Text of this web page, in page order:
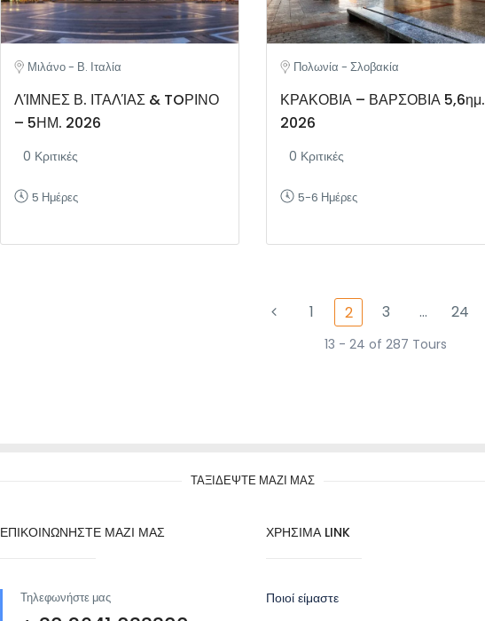
Μιλάνο - Β. Ιταλία
ΛΊΜΝΕΣ Β. ΙΤΑΛΊΑΣ & TOΡΙΝΟ
– 5ΗΜ. 2026
0 Κριτικές
5 Ημέρες
Πολωνία - Σλοβακία
ΚΡΑΚΟΒΙΑ – ΒΑΡΣΟΒΙΑ 5,6ημ.
2026
0 Κριτικές
5-6 Ημέρες
1 2 3 … 24
13 - 24 of 287 Tours
ΤΑΞΙΔΕΨΤΕ ΜΑΖΙ ΜΑΣ
ΕΠΙΚΟΙΝΩΝΗΣΤΕ ΜΑΖΙ ΜΑΣ
Τηλεφωνήστε μας
ΧΡΗΣΙΜΑ LINK
Ποιοί είμαστε